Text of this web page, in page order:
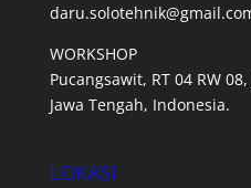
WORKSHOP
Pucangsawit, RT 04 RW
Jawa Tengah, Indonesia.
LOKASI